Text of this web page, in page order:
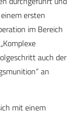
ersten
im Bereich
auch der
an
mit einem